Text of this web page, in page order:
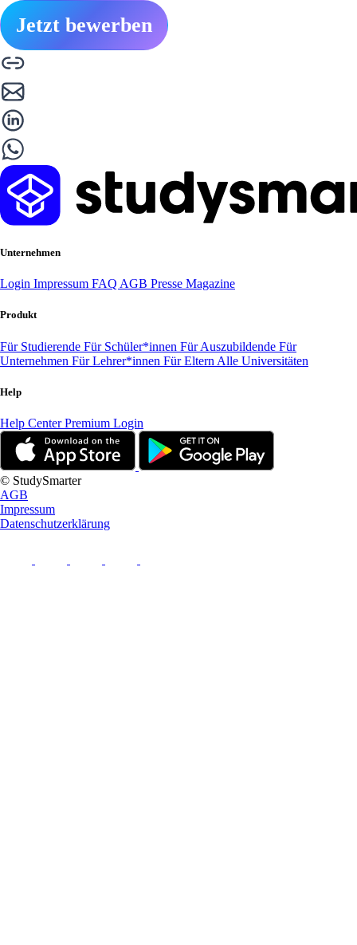
Jetzt bewerben
Unternehmen
Login Impressum FAQ AGB Presse Magazine
Produkt
Für Studierende Für Schüler*innen Für Auszubildende Für
Unternehmen Für Lehrer*innen Für Eltern Alle Universitäten
Help
Help CenterPremium Login
© StudySmarter
AGB
Impressum
Datenschutzerklärung